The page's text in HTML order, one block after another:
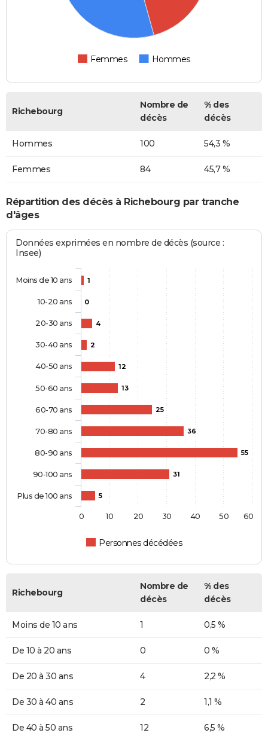
Femmes Hommes
Richebourg
Nombre de
décès
% des
décès
Hommes 100 54,3 %
Femmes 84 45,7 %
Répartition des décès à Richebourg par tranche
d'âges
Données exprimées en nombre de décès (source :
Insee)
1
0
4
2
12
13
25
36
55
31
5
Personnes décédées
Moins de 10 ans
10-20 ans
20-30 ans
30-40 ans
40-50 ans
50-60 ans
60-70 ans
70-80 ans
80-90 ans
90-100 ans
Plus de 100 ans
0 10 20 30 40 50 60
Richebourg
Nombre de
décès
% des
décès
Moins de 10 ans 1 0,5 %
De 10 à 20 ans 0 0 %
De 20 à 30 ans 4 2,2 %
De 30 à 40 ans 2 1,1 %
De 40 à 50 ans 12 6,5 %